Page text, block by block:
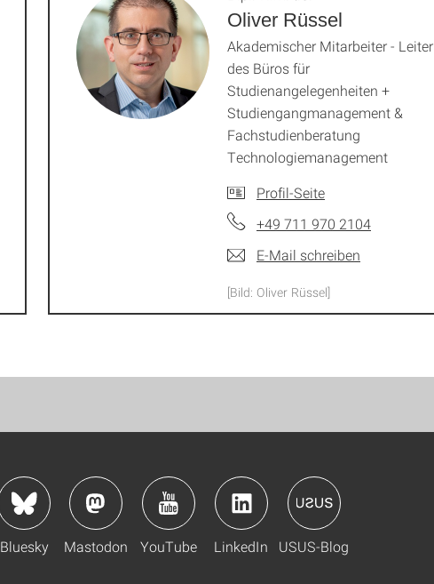
Oliver Rüssel
Akademischer Mitarbeiter - Leiter
des Büros für
Studienangelegenheiten +
Studiengangmanagement &
Fachstudienberatung
Technologiemanagement
Profil-Seite
+49 711 970 2104
E-Mail schreiben
[Bild: Oliver Rüssel]
Bluesky Mastodon YouTube LinkedIn USUS-Blog